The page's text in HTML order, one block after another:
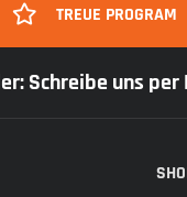
TREUE PROGRAM
Schreibe uns